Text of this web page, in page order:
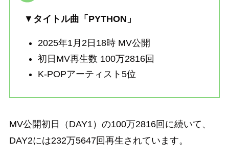
▼ タイトル曲「PYTHON」
2025年1月2日18時 MV公開
初日MV再生数 100万2816回
K-POPアーティスト5位
MV公開初日（DAY1）の100万2816回に続いて、
DAY2には232万5647回再生されています。